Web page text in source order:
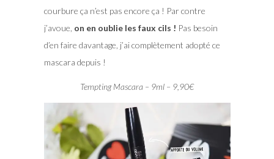
courbure ça n’est pas encore ça ! Par contre
j’avoue, on en oublie les faux cils ! Pas besoin
d’en faire davantage, j’ai complètement adopté ce
mascara depuis !
Tempting Mascara – 9ml – 9,90€